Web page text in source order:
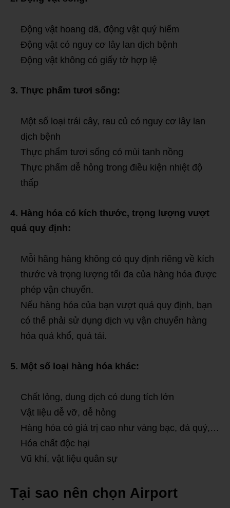
Động vật hoang dã, động vật quý hiếm
Động vật có nguy cơ lây lan dịch bệnh
Động vật không có giấy tờ hợp lệ
3. Thực phẩm tươi sống:
Một số loại trái cây, rau củ có nguy cơ lây lan
dịch bệnh
Thực phẩm tươi sống có mùi tanh nồng
Thực phẩm dễ hỏng trong điều kiện nhiệt độ
thấp
4. Hàng hóa có kích thước, trọng lượng vượt
quá quy định:
Mỗi hãng hàng không có quy định riêng về kích
thước và trọng lượng tối đa của hàng hóa được
phép vận chuyển.
Nếu hàng hóa của bạn vượt quá quy định, bạn
có thể phải sử dụng dịch vụ vận chuyển hàng
hóa quá khổ, quá tải.
5. Một số loại hàng hóa khác:
Chất lỏng, dung dịch có dung tích lớn
Vật liệu dễ vỡ, dễ hỏng
Hàng hóa có giá trị cao như vàng bạc, đá quý,…
Hóa chất độc hại
Vũ khí, vật liệu quân sự
Tại sao nên chọn Airport